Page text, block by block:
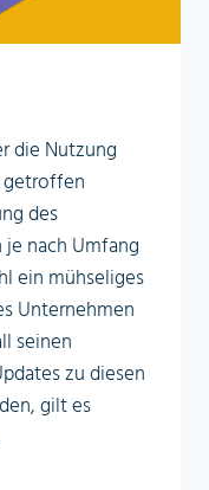
die Nutzung
des
je nach Umfang
ein mühseliges
Unternehmen
seinen
zu diesen
gilt es